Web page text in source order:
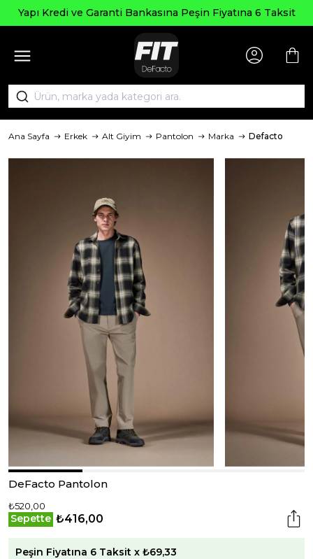
Kredi ve Garanti Bankasına Peşin Fiyatına 6 Taksit
Ana Sayfa Erkek Alt Giyim Pantolon Marka Defacto
DeFacto Pantolon
₺520,00
Sepette ₺416,00
Peşin Fiyatına 6 Taksit x ₺69,33